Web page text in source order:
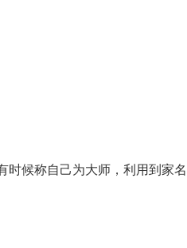
候称自己为大师，利用到家